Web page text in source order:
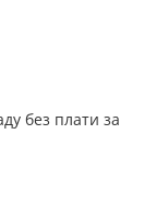
без плати за